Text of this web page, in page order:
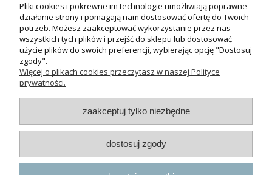
Godziny otwarcia:
pn-pt 9:00-17:00
+48 530 230 483
psokoty@psokoty.pl
Sklep internetowy Shoper.pl
Pliki cookies i pokrewne im technologie umożliwiają poprawne
działanie strony i pomagają nam dostosować ofertę do Twoich
potrzeb. Możesz zaakceptować wykorzystanie przez nas
wszystkich tych plików i przejść do sklepu lub dostosować
użycie plików do swoich preferencji, wybierając opcję "Dostosuj
zgody".
Więcej o plikach cookies przeczytasz w naszej Polityce
prywatności.
zaakceptuj tylko niezbędne
dostosuj zgody